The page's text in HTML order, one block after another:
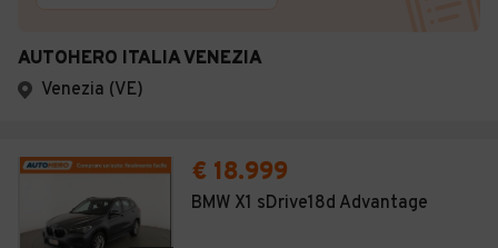
AUTOHERO ITALIA VENEZIA
Venezia (VE)
€ 18.999
BMW X1 sDrive18d Advantage